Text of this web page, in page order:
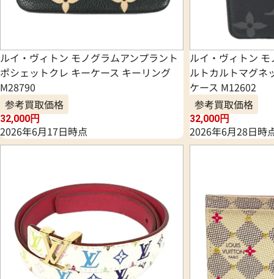
ルイ・ヴィトン モノグラムアンプラント
ポシェットクレ キーケース キーリング
M28790
参考買取価格
32,000円
2026年6月17日時点
ルイ・ヴィトン
ルトカルトマグネ
ケース M12602
参考買取価格
32,000円
2026年6月28日時